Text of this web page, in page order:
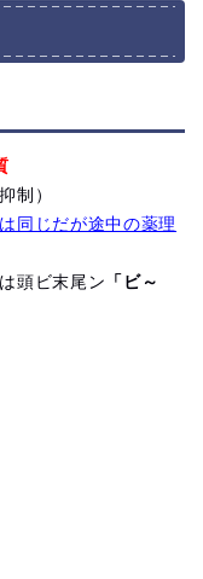
制）
同じだが途中の薬理
頭ビ末尾ン 「ビ～